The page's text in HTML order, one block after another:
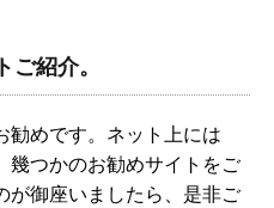
紹介。
勧めです。ネット上には
幾つかのお勧めサイトをご
が御座いましたら、是非ご